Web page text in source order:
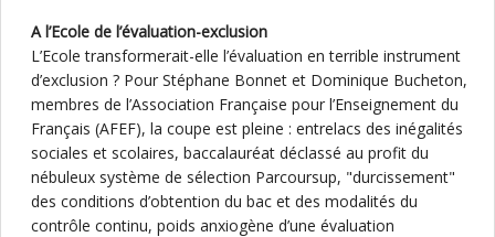
A l’Ecole de l’évaluation-exclusion
L’Ecole transformerait-elle l’évaluation en terrible instrument
d’exclusion ? Pour Stéphane Bonnet et Dominique Bucheton,
membres de l’Association Française pour l’Enseignement du
Français (AFEF), la coupe est pleine : entrelacs des inégalités
sociales et scolaires, baccalauréat déclassé au profit du
nébuleux système de sélection Parcoursup, "durcissement"
des conditions d’obtention du bac et des modalités du
contrôle continu, poids anxiogène d’une évaluation